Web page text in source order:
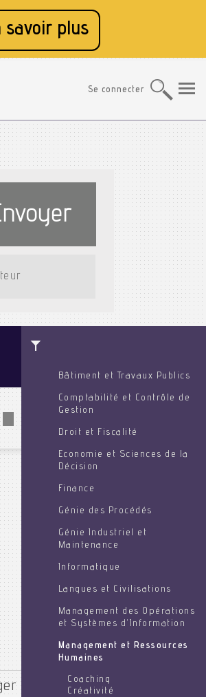
savoir plus
Se connecter
Bâtiment et Travaux Publics
Comptabilité et Contrôle de
Gestion
Droit et Fiscalité
Economie et Sciences de la
Décision
Finance
Génie des Procédés
Génie Industriel et
Maintenance
Informatique
Langues et Civilisations
Management des Opérations
et Systèmes d'Information
Management et Ressources
Humaines
Coaching
Créativité